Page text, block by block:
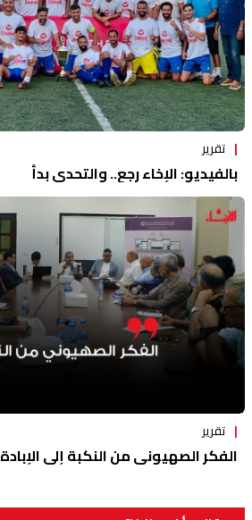
تقرير
بالفيديو: الإخاء رجع.. والتحدي بدأ
تقرير
الفكر الصهيوني من النكبة إلى الإبادة